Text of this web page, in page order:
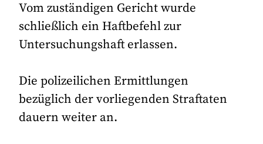
Vom zuständigen Gericht wurde
schließlich ein Haftbefehl zur
Untersuchungshaft erlassen.
Die polizeilichen Ermittlungen
bezüglich der vorliegenden Straftaten
dauern weiter an.